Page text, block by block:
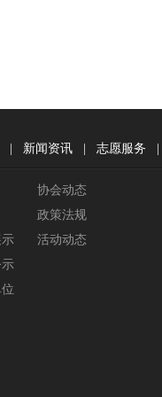
新闻资讯 志愿服务
协会动态
政策法规
活动动态